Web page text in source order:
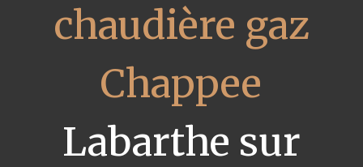
chaudière gaz
Chappee
Labarthe sur